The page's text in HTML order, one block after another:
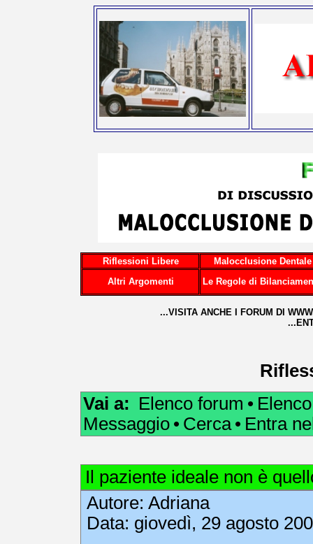
Riflessioni Libere
Malocclusione Dentale
Altri Argomenti
Le Regole di
...VISITA ANCHE I FORUM DI
Vai a: Elenco forum •
Messaggio • Cerca • Entra
Il paziente ideale non è
Autore: Adriana
Data: giovedì, 29 agosto